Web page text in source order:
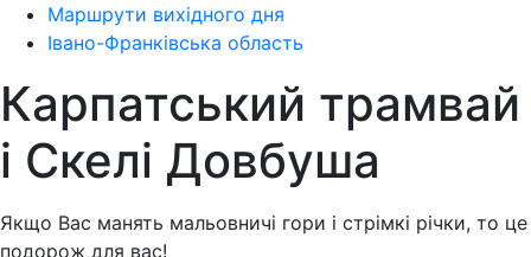
Маршрути вихідного дня
Івано-Франківська область
Карпатський трамвай
і Скелі Довбуша
Якщо Вас манять мальовничі гори і стрімкі річки, то це
подорож для вас!